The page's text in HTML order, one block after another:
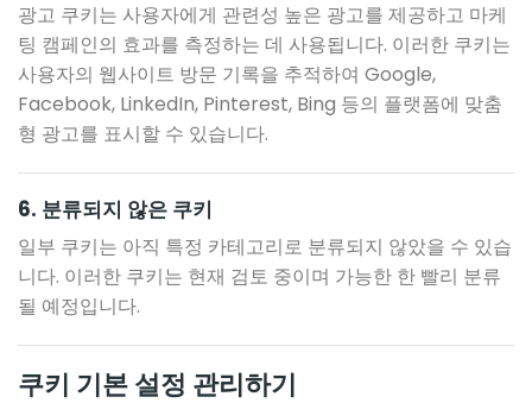
광고 쿠키는 사용자에게 관련성 높은 광고를 제공하고 마케
팅 캠페인의 효과를 측정하는 데 사용됩니다. 이러한 쿠키는
사용자의 웹사이트 방문 기록을 추적하여 Google,
Facebook, LinkedIn, Pinterest, Bing 등의 플랫폼에 맞춤
형 광고를 표시할 수 있습니다.
6. 분류되지 않은 쿠키
일부 쿠키는 아직 특정 카테고리로 분류되지 않았을 수 있습
니다. 이러한 쿠키는 현재 검토 중이며 가능한 한 빨리 분류
될 예정입니다.
쿠키 기본 설정 관리하기